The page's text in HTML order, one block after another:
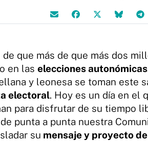
de que más de que más dos
en las elecciones autonómicas
y leonesa se toman este
electoral. Hoy es un día en el
para disfrutar de su tiempo
punta a punta nuestra
su mensaje y proyecto